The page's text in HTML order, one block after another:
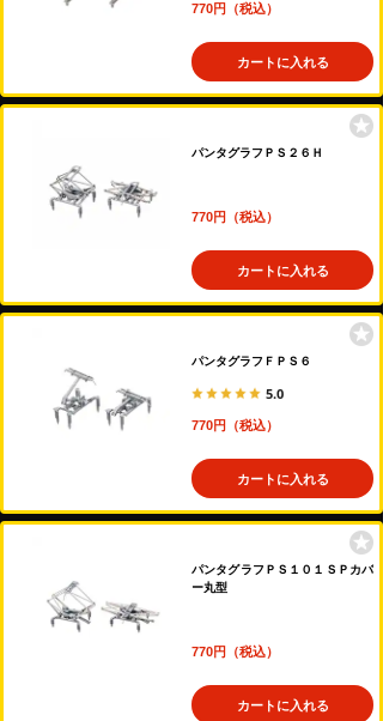
770円（税込）
カートに入れる
パンタグラフＰＳ２６Ｈ
770円（税込）
カートに入れる
パンタグラフＦＰＳ６
5.0
770円（税込）
カートに入れる
パンタグラフＰＳ１０１ＳＰカバ
ー丸型
770円（税込）
カートに入れる